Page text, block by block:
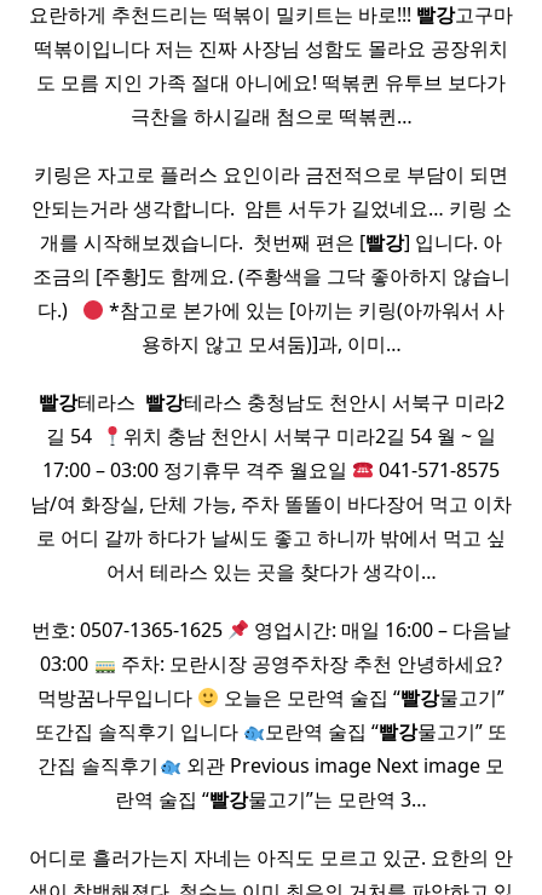
요란하게 추천드리는 떡볶이 밀키트는 바로!!! 빨강고구마
떡볶이입니다 저는 진짜 사장님 성함도 몰라요 공장위치
도 모름 지인 가족 절대 아니에요! 떡볶퀸 유투브 보다가
극찬을 하시길래 첨으로 떡볶퀸…
키링은 자고로 플러스 요인이라 금전적으로 부담이 되면
안되는거라 생각합니다. ​ 암튼 서두가 길었네요… 키링 소
개를 시작해보겠습니다. ​ 첫번째 편은 [빨강] 입니다. 아
조금의 [주황]도 함께요. (주황색을 그닥 좋아하지 않습니
다.) ​ ​
*참고로 본가에 있는 [아끼는 키링(아까워서 사
용하지 않고 모셔둠)]과, 이미…
빨강테라스 ​ 빨강테라스 충청남도 천안시 서북구 미라2
길 54 ​
위치 충남 천안시 서북구 미라2길 54 월 ~ 일
17:00 – 03:00 정기휴무 격주 월요일
041-571-8575
남/여 화장실, 단체 가능, 주차 똘똘이 바다장어 먹고 이차
로 어디 갈까 하다가 날씨도 좋고 하니까 밖에서 먹고 싶
어서 테라스 있는 곳을 찾다가 생각이…
번호: 0507-1365-1625
영업시간: 매일 16:00 – 다음날
03:00
주차: 모란시장 공영주차장 추천 안녕하세요?
먹방꿈나무입니다
오늘은 모란역 술집 “빨강물고기”
또간집 솔직후기 입니다
모란역 술집 “빨강물고기” 또
간집 솔직후기
외관 Previous image Next image 모
란역 술집 “빨강물고기”는 모란역 3…
어디로 흘러가는지 자네는 아직도 모르고 있군. 요한의 안